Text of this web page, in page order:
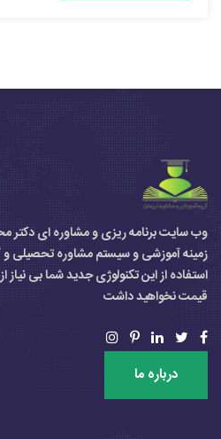
وب سایت برنامه ریزی و مشاوره ای دکتر
زمینه آموزشی و سیستم مشاوره تحصیلی و
استفاده از این تکنولوژی جدید شما بی
قیمت نخواهید داشت
درباره ما